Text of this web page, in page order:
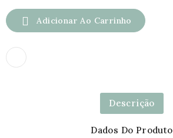
 Adicionar Ao Carrinho
Descrição
Dados Do Produto